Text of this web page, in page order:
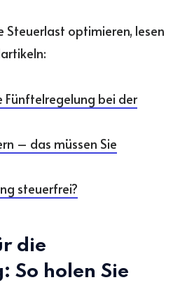
Steuerlast optimieren, lesen
bei der
– das müssen Sie
steuerfrei?
die
So holen Sie